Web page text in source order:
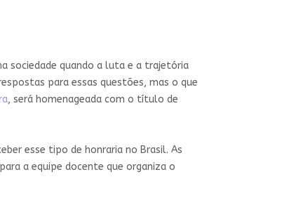
sociedade quando a luta e a trajetória
para essas questões, mas o que
, será homenageada com o título de
esse tipo de honraria no Brasil. As
a equipe docente que organiza o